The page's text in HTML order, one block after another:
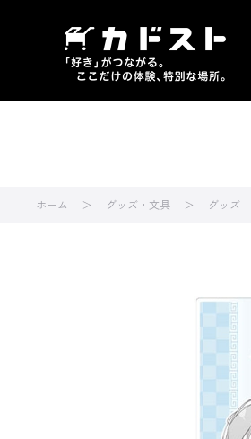
ホーム グッズ・文具 グッズ